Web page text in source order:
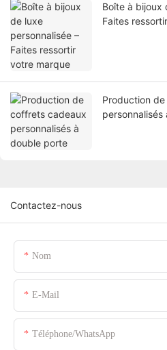
Boîte à bijoux
Faites
Production
Contactez-nous
Nom
E-Mail
Téléphone/WhatsApp